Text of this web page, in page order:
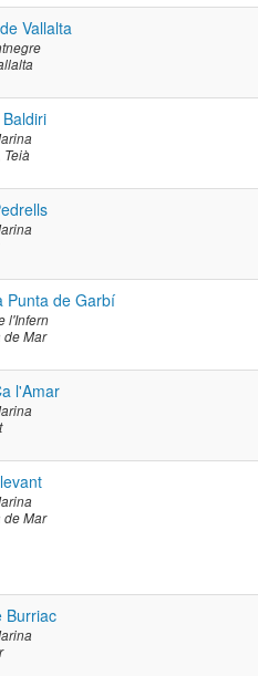
Vallalta
Teià
Punta de Garbí
l'Infern
de Mar
l'Amar
de Mar
Burriac